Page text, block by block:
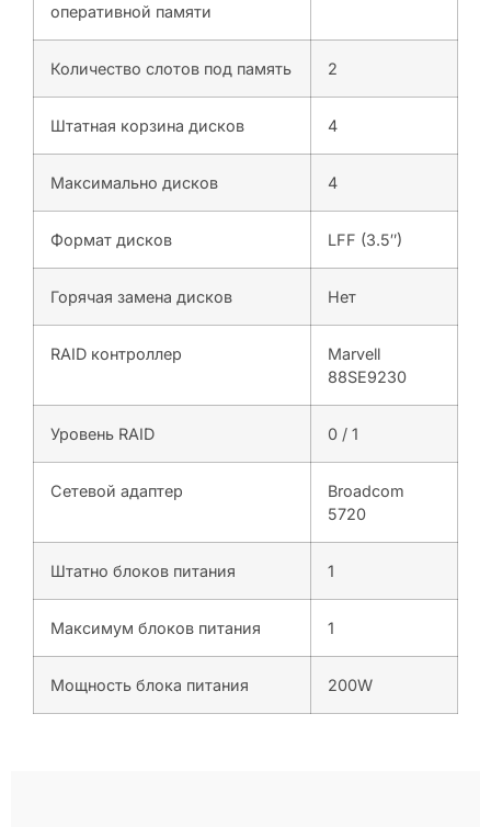
оперативной памяти
Количество слотов под память 2
Штатная корзина дисков 4
Максимально дисков 4
Формат дисков LFF (3.5″)
Горячая замена дисков Нет
RAID контроллер
Marvell
88SE9230
Уровень RAID 0 / 1
Сетевой адаптер
Broadcom
5720
Штатно блоков питания 1
Максимум блоков питания 1
Мощность блока питания 200W